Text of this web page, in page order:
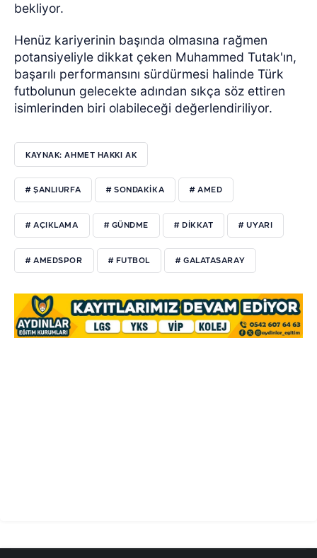
bekliyor.
Henüz kariyerinin başında olmasına rağmen
potansiyeliyle dikkat çeken Muhammed Tutak'ın,
başarılı performansını sürdürmesi halinde Türk
futbolunun gelecekte adından sıkça söz ettiren
isimlerinden biri olabileceği değerlendiriliyor.
KAYNAK: AHMET HAKKI AK
# ŞANLIURFA # SONDAKIKA # AMED
# AÇIKLAMA # GÜNDME # DIKKAT # UYARI
# AMEDSPOR # FUTBOL # GALATASARAY